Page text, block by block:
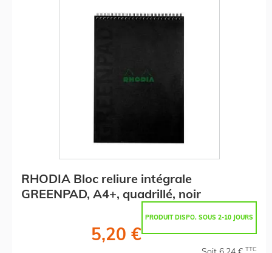
RHODIA Bloc reliure intégrale
GREENPAD, A4+, quadrillé, noir
PRODUIT DISPO. SOUS 2-10 JOURS
5,20 €
TTC